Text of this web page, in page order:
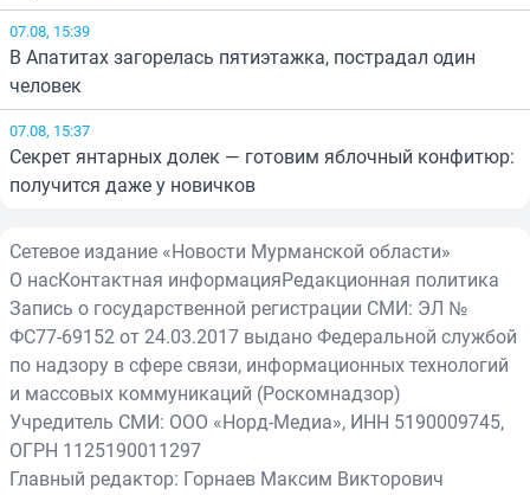
07.08, 15:39
В Апатитах загорелась пятиэтажка, пострадал один
человек
07.08, 15:37
Секрет янтарных долек — готовим яблочный конфитюр:
получится даже у новичков
Сетевое издание «Новости Мурманской области»
О насКонтактная информацияРедакционная политика
Запись о государственной регистрации СМИ: ЭЛ №
ФС77-69152 от 24.03.2017 выдано Федеральной службой
по надзору в сфере связи, информационных технологий
и массовых коммуникаций (Роскомнадзор)
Учредитель СМИ: ООО «Норд-Медиа», ИНН 5190009745,
ОГРН 1125190011297
Главный редактор: Горнаев Максим Викторович